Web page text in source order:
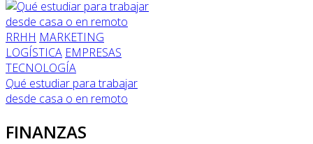
RRHH MARKETING
LOGÍSTICA EMPRESAS
TECNOLOGÍA
Qué estudiar para trabajar
desde casa o en remoto
FINANZAS